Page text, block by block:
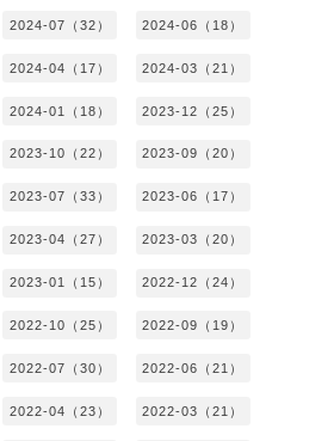
2024-07（32） 2024-06（18）
2024-04（17） 2024-03（21）
2024-01（18） 2023-12（25）
2023-10（22） 2023-09（20）
2023-07（33） 2023-06（17）
2023-04（27） 2023-03（20）
2023-01（15） 2022-12（24）
2022-10（25） 2022-09（19）
2022-07（30） 2022-06（21）
2022-04（23） 2022-03（21）